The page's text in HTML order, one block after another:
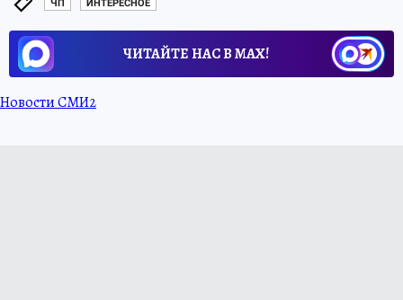
ЧП ИНТЕРЕСНОЕ
ЧИТАЙТЕ НАС В МАХ!
Новости СМИ2